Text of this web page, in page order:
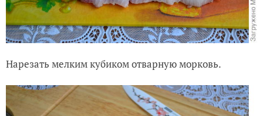
Нарезать мелким кубиком отварную морковь.